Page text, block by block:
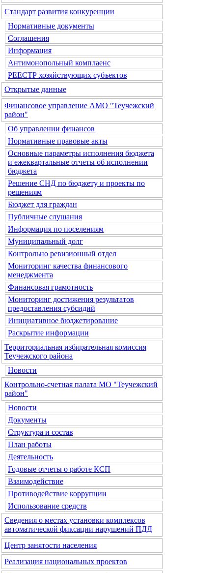
Стандарт развития конкуренции
Нормативные документы
Соглашения
Информация
Антимонопольный комплаенс
РЕЕСТР хозяйствующих субъектов
Открытые данные
Финансовое управление АМО "Теучежский
район"
Об управлении финансов
Нормативные правовые акты
Основные параметры исполнения бюджета
и ежеквартальные отчеты об исполнении
бюджета
Решение СНД по бюджету и проекты по
решениям
Бюджет для граждан
Публичные слушания
Информация по поселениям
Муниципальный долг
Контрольно ревизионный отдел
Мониторинг качества финансового
менеджмента
Финансовая грамотность
Мониторинг достижения результатов
предоставления субсидий
Инициативное бюджетирование
Раскрытие информации
Территориальная избирательная комиссия
Теучежского района
Новости
Контрольно-счетная палата МО "Теучежский
район"
Новости
Документы
Структура и состав
План работы
Деятельность
Годовые отчеты о работе КСП
Взаимодействие
Противодействие коррупции
Использование средств
Сведения о местах установки комплексов
автоматической фиксации нарушений ПДД
Центр занятости населения
Реализация национальных проектов